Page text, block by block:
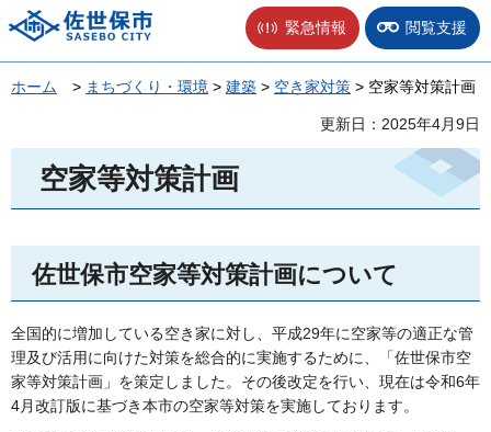
佐世保市 緊急情報 閲覧支援
ホーム > まちづくり・環境 > 建築 > 空き家対策 > 空家等対策計画
更新日：2025年4月9日
空家等対策計画
佐世保市空家等対策計画について
全国的に増加している空き家に対し、平成29年に空家等の適正な管
理及び活用に向けた対策を総合的に実施するために、「佐世保市空
家等対策計画」を策定しました。その後改定を行い、現在は令和6年
4月改訂版に基づき本市の空家等対策を実施しております。